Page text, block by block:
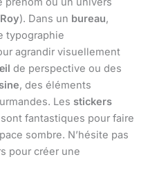
). Dans un bureau,
typographie
agrandir visuellement
de perspective ou des
, des éléments
Les stickers
fantastiques pour faire
sombre. N’hésite pas
pour créer une